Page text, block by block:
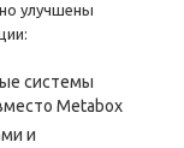
улучшены
системы
Metabox
и